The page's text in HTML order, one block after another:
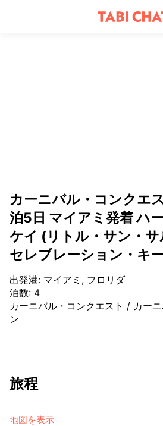
カーニバル・コンクエ
泊5日 マイアミ発着 ハ
ケイ (リトル・サン・
セレブレーション・キ
出発港: マイアミ, フロリダ
泊数: 4
カーニバル・コンクエスト / カー
ン
旅程
地図を表示